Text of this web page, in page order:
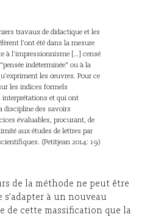
travaux de didactique et les
l’ont été dans la mesure
à l’impressionnisme […] censé
indéterminée" ou à la
les œuvres. Pour ce
les indices formels
interprétations et qui ont
discipline des savoirs
évaluables, procurant, de
aux études de lettres par
(Petitjean 2014: 19)
de la méthode ne peut être
à un nouveau
de cette massification que la